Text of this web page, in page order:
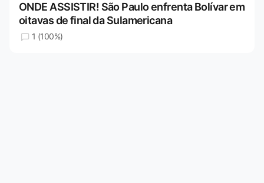
ONDE ASSISTIR! São Paulo enfrenta Bolívar em
oitavas de final da Sulamericana
1 (100%)